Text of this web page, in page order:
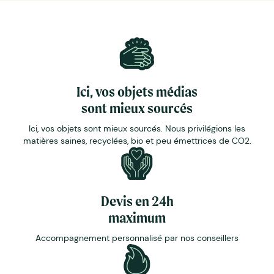
Ici, vos objets médias
sont mieux sourcés
Ici, vos objets sont mieux sourcés. Nous privilégions les
matières saines, recyclées, bio et peu émettrices de CO2.
Devis en 24h
maximum
Accompagnement personnalisé par nos conseillers